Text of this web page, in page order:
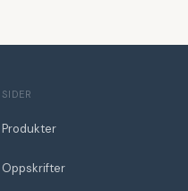
SIDER
Produkter
Oppskrifter